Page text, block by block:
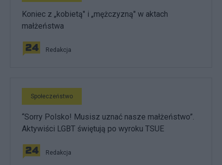
Koniec z „kobietą" i „mężczyzną" w aktach
małżeństwa
Redakcja
Społeczeństwo
“Sorry Polsko! Musisz uznać nasze małżeństwo”.
Aktywiści LGBT świętują po wyroku TSUE
Redakcja